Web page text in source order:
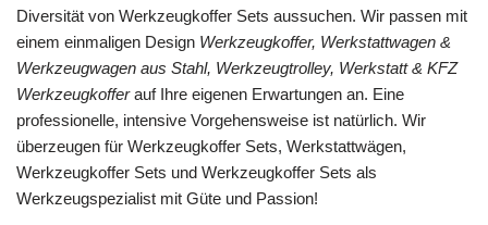
Diversität von Werkzeugkoffer Sets aussuchen. Wir passen mit
einem einmaligen Design Werkzeugkoffer, Werkstattwagen &
Werkzeugwagen aus Stahl, Werkzeugtrolley, Werkstatt & KFZ
Werkzeugkofferauf Ihre eigenen Erwartungen an. Eine
professionelle, intensive Vorgehensweise ist natürlich. Wir
überzeugen für Werkzeugkoffer Sets, Werkstattwägen,
Werkzeugkoffer Sets und Werkzeugkoffer Sets als
Werkzeugspezialist mit Güte und Passion!